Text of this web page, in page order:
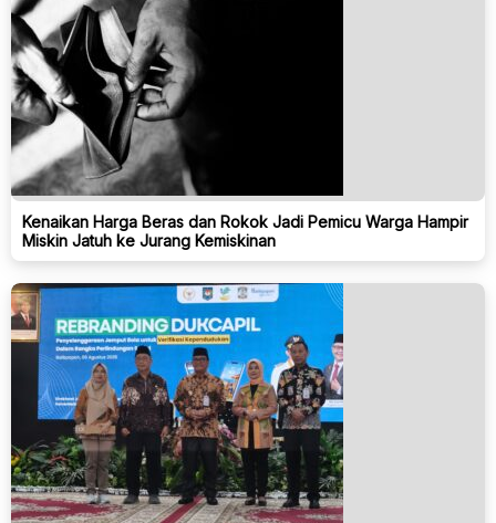
Kenaikan Harga Beras dan Rokok Jadi Pemicu Warga Hampir
Miskin Jatuh ke Jurang Kemiskinan